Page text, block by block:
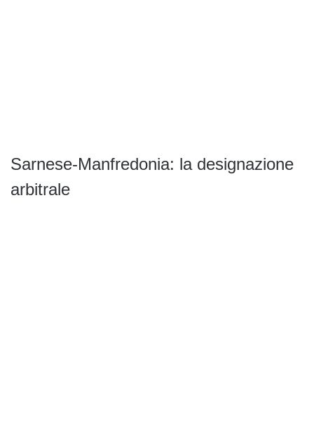
Sarnese-Manfredonia: la designazione
arbitrale